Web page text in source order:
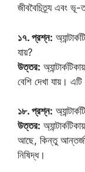
জীববৈচিত্র্য এবং ভূ-
১৭. প্রশ্ন:
যায়?
উত্তর:
বেশি দেখা যায়।
১৮. প্রশ্ন:
উত্তর:
আছে, কিন্তু
নিষিদ্ধ।